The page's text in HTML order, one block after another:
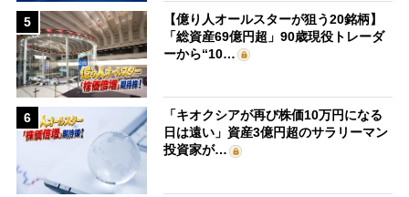
5
【億り人オールスターが狙う20銘柄】
「総資産69億円超」90歳現役トレーダ
ーから“10…
6
「キオクシアが再び株価10万円になる
日は遠い」資産3億円超のサラリーマン
投資家が…